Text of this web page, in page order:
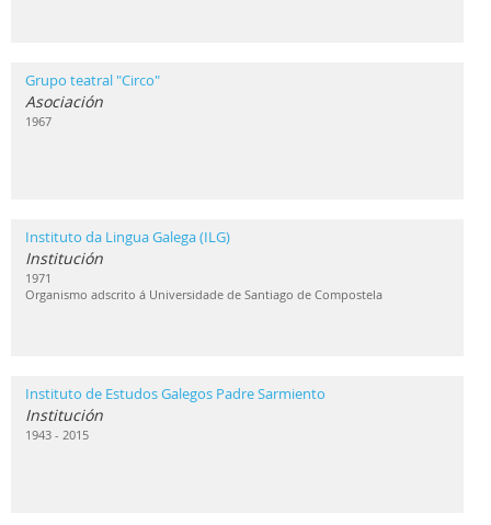
Grupo teatral "Circo"
Asociación
1967
Instituto da Lingua Galega (ILG)
Institución
1971
Organismo adscrito á Universidade de Santiago de Compostela
Instituto de Estudos Galegos Padre Sarmiento
Institución
1943 - 2015